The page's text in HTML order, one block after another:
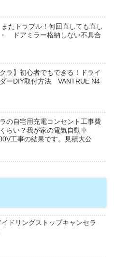
またトラブル！何回直しても直し
ドアミラー格納しない不具合
クラ】初心者でもできる！ドライ
ーDIY取付方法 VANTRUE N4
の自宅用充電コンセント工事費
らい？我が家の電気自動車
工事の結果です。見積大公
ドリングストップキャンセラ